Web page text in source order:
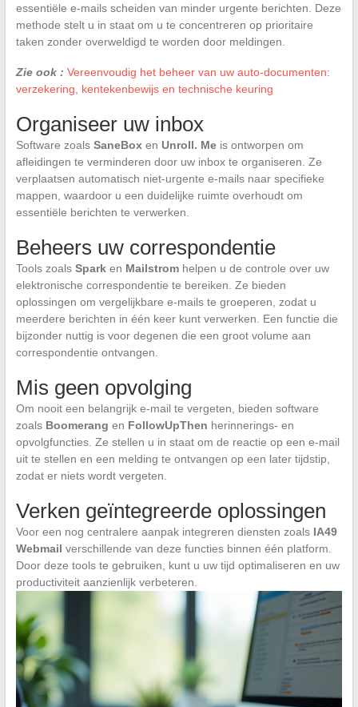
essentiële e-mails scheiden van minder urgente berichten. Deze
methode stelt u in staat om u te concentreren op prioritaire
taken zonder overweldigd te worden door meldingen.
Zie ook : Vereenvoudig het beheer van uw auto-documenten:
verzekering, kentekenbewijs en technische keuring
Organiseer uw inbox
Software zoals SaneBoxen Unroll. Meis ontworpen om
afleidingen te verminderen door uw inbox te organiseren. Ze
verplaatsen automatisch niet-urgente e-mails naar specifieke
mappen, waardoor u een duidelijke ruimte overhoudt om
essentiële berichten te verwerken.
Beheers uw correspondentie
Tools zoals Sparken Mailstromhelpen u de controle over uw
elektronische correspondentie te bereiken. Ze bieden
oplossingen om vergelijkbare e-mails te groeperen, zodat u
meerdere berichten in één keer kunt verwerken. Een functie die
bijzonder nuttig is voor degenen die een groot volume aan
correspondentie ontvangen.
Mis geen opvolging
Om nooit een belangrijk e-mail te vergeten, bieden software
zoals Boomerang en FollowUpThen herinnerings- en
opvolgfuncties. Ze stellen u in staat om de reactie op een e-mail
uit te stellen en een melding te ontvangen op een later tijdstip,
zodat er niets wordt vergeten.
Verken geïntegreerde oplossingen
Voor een nog centralere aanpak integreren diensten zoals IA49
Webmail verschillende van deze functies binnen één platform.
Door deze tools te gebruiken, kunt u uw tijd optimaliseren en uw
productiviteit aanzienlijk verbeteren.